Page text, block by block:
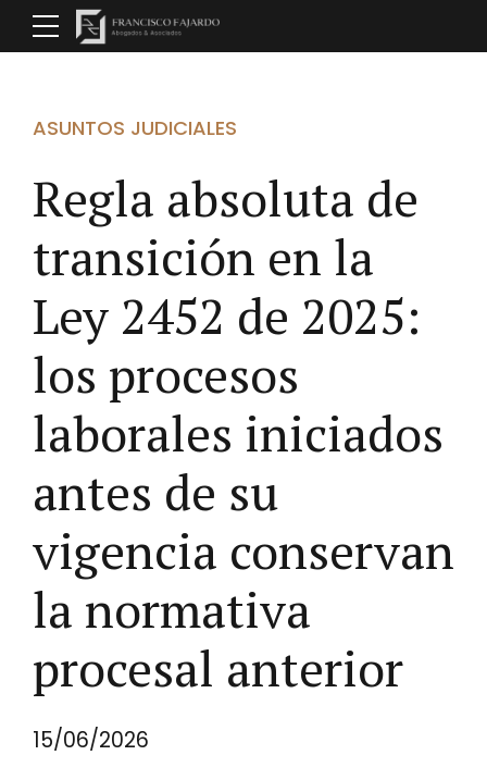
ASUNTOS JUDICIALES
Regla absoluta de
transición en la
Ley 2452 de 2025:
los procesos
laborales iniciados
antes de su
vigencia conservan
la normativa
procesal anterior
15/06/2026